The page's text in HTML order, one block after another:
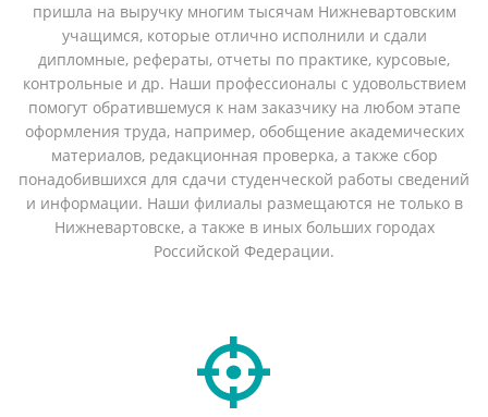
пришла на выручку многим тысячам Нижневартовским
учащимся, которые отлично исполнили и сдали
дипломные, рефераты, отчеты по практике, курсовые,
контрольные и др. Наши профессионалы с удовольствием
помогут обратившемуся к нам заказчику на любом этапе
оформления труда, например, обобщение академических
материалов, редакционная проверка, а также сбор
понадобившихся для сдачи студенческой работы сведений
и информации. Наши филиалы размещаются не только в
Нижневартовске, а также в иных больших городах
Российской Федерации.